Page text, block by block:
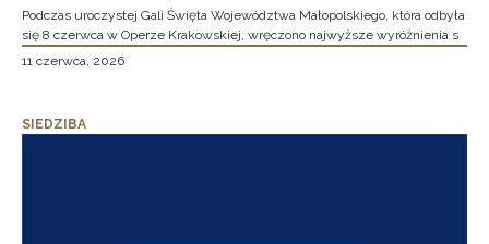
Podczas uroczystej Gali Święta Województwa Małopolskiego, która odbyła
się 8 czerwca w Operze Krakowskiej, wręczono najwyższe wyróżnienia s
11 czerwca, 2026
SIEDZIBA